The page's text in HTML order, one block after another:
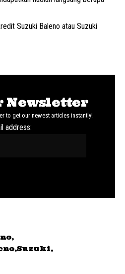
Suzuki Baleno atau Suzuki
Newsletter
to get our newest articles instantly!
address:
Suzuki